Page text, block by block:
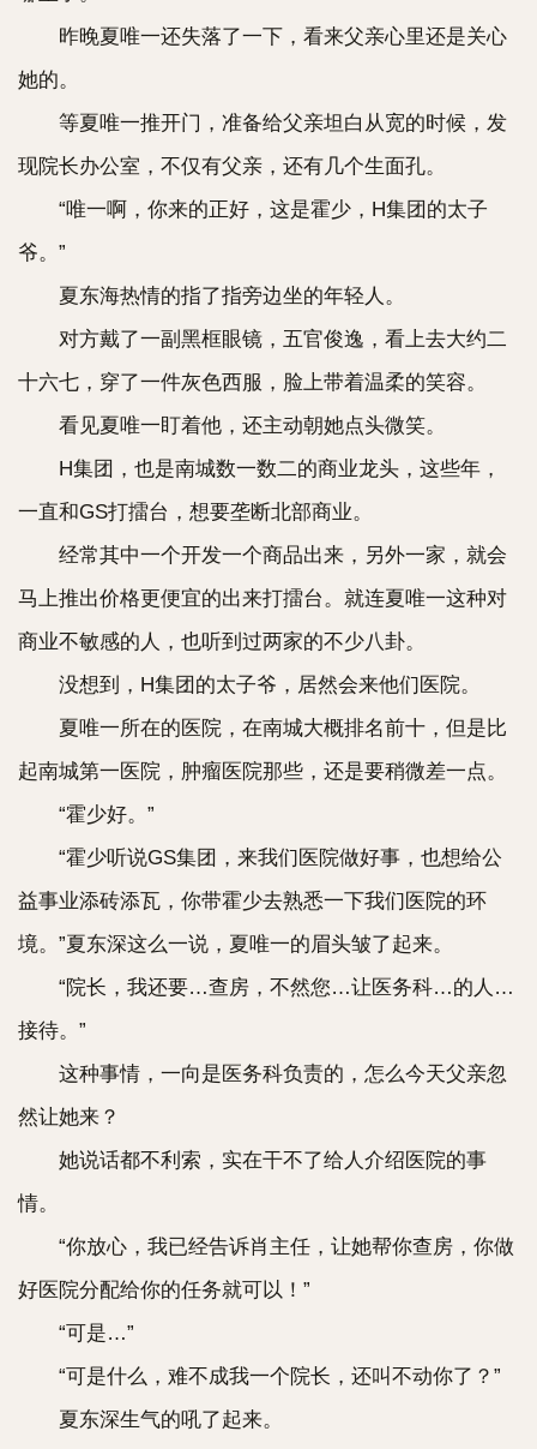
昨晚夏唯一还失落了一下，看来父亲心里还是关心
她的。
等夏唯一推开门，准备给父亲坦白从宽的时候，发
现院长办公室，不仅有父亲，还有几个生面孔。
“唯一啊，你来的正好，这是霍少，H集团的太子
爷。”
夏东海热情的指了指旁边坐的年轻人。
对方戴了一副黑框眼镜，五官俊逸，看上去大约二
十六七，穿了一件灰色西服，脸上带着温柔的笑容。
看见夏唯一盯着他，还主动朝她点头微笑。
H集团，也是南城数一数二的商业龙头，这些年，
一直和GS打擂台，想要垄断北部商业。
经常其中一个开发一个商品出来，另外一家，就会
马上推出价格更便宜的出来打擂台。就连夏唯一这种对
商业不敏感的人，也听到过两家的不少八卦。
没想到，H集团的太子爷，居然会来他们医院。
夏唯一所在的医院，在南城大概排名前十，但是比
起南城第一医院，肿瘤医院那些，还是要稍微差一点。
“霍少好。”
“霍少听说GS集团，来我们医院做好事，也想给公
益事业添砖添瓦，你带霍少去熟悉一下我们医院的环
境。”夏东深这么一说，夏唯一的眉头皱了起来。
“院长，我还要…查房，不然您…让医务科…的人…
接待。”
这种事情，一向是医务科负责的，怎么今天父亲忽
然让她来？
她说话都不利索，实在干不了给人介绍医院的事
情。
“你放心，我已经告诉肖主任，让她帮你查房，你做
好医院分配给你的任务就可以！”
“可是…”
“可是什么，难不成我一个院长，还叫不动你了？”
夏东深生气的吼了起来。